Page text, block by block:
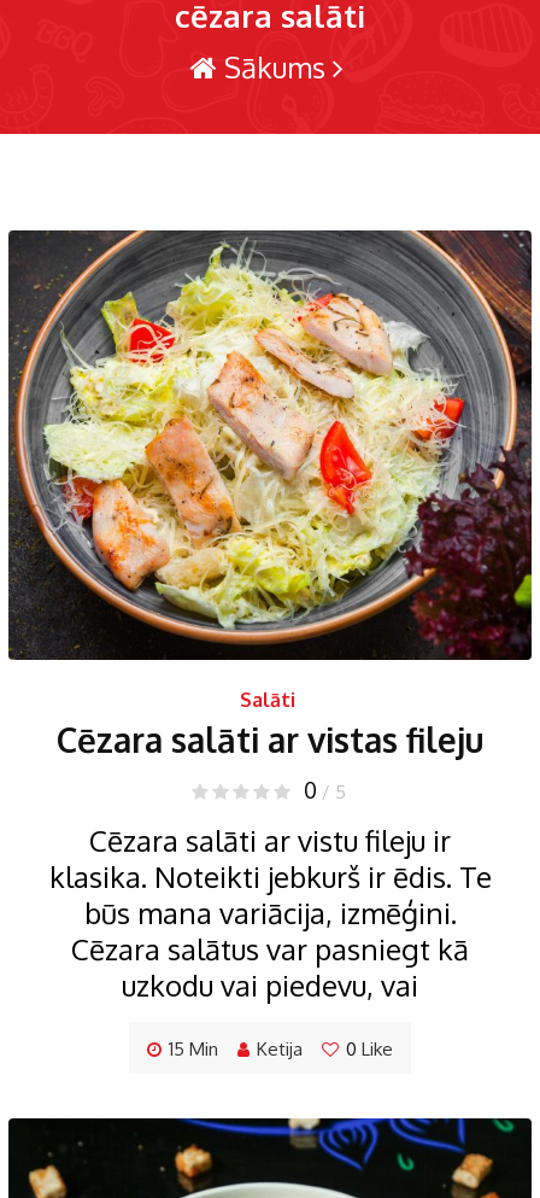
cēzara salāti
Sākums
Salāti
Cēzara salāti ar vistas fileju
0 / 5
Cēzara salāti ar vistu fileju ir
klasika. Noteikti jebkurš ir ēdis. Te
būs mana variācija, izmēģini.
Cēzara salātus var pasniegt kā
uzkodu vai piedevu, vai
15 Min Ketija 0 Like